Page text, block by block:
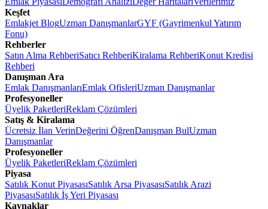
Keşfet
Emlakjet BlogUzman DanışmanlarGYF (Gayrimenkul Yatırım
Fonu)
Rehberler
Satın Alma RehberiSatıcı RehberiKiralama RehberiKonut Kredisi
Rehberi
Danışman Ara
Emlak DanışmanlarıEmlak OfisleriUzman Danışmanlar
Profesyoneller
Üyelik PaketleriReklam Çözümleri
Satış & Kiralama
Ücretsiz İlan VerinDeğerini ÖğrenDanışman BulUzman
Danışmanlar
Profesyoneller
Üyelik PaketleriReklam Çözümleri
Piyasa
Satılık Konut PiyasasıSatılık Arsa PiyasasıSatılık Arazi
PiyasasıSatılık İş Yeri Piyasası
Kaynaklar